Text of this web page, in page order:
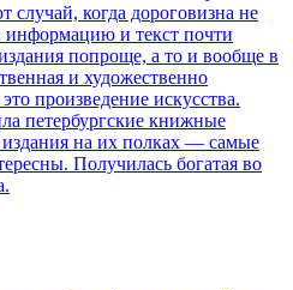
случай, когда дороговизна не
и текст почти
попроще, а то и вообще в
и художественно
произведение искусства.
петербургские книжные
на их полках — самые
Получилась богатая во